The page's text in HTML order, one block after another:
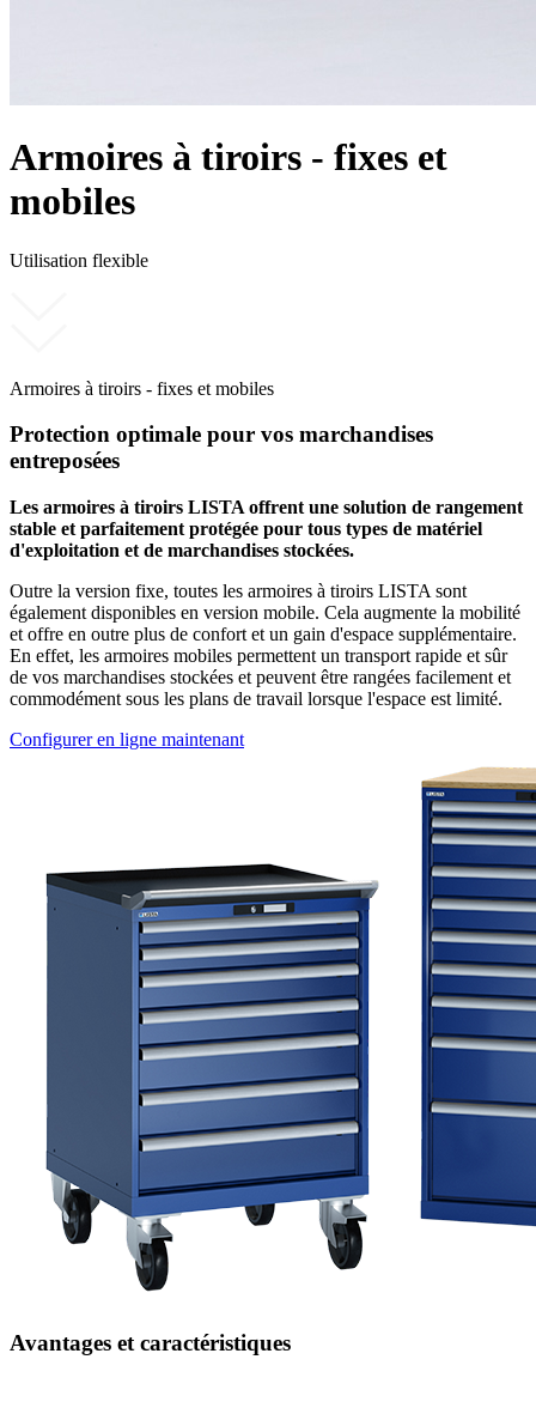
Armoires à tiroirs - fixes et
mobiles
Utilisation flexible
Armoires à tiroirs - fixes et mobiles
Protection optimale pour vos marchandises
entreposées
Les armoires à tiroirs LISTA offrent une solution de rangement
stable et parfaitement protégée pour tous types de matériel
d'exploitation et de marchandises stockées.
Outre la version fixe, toutes les armoires à tiroirs LISTA sont
également disponibles en version mobile. Cela augmente la mobilité
et offre en outre plus de confort et un gain d'espace supplémentaire.
En effet, les armoires mobiles permettent un transport rapide et sûr
de vos marchandises stockées et peuvent être rangées facilement et
commodément sous les plans de travail lorsque l'espace est limité.
Configurer en ligne maintenant
Avantages et caractéristiques